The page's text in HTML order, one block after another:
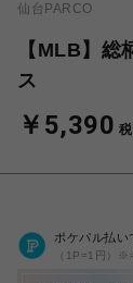
仙台PARCO
【MLB】
ス
￥5,390
ポケパル払い
（1P=1円）※